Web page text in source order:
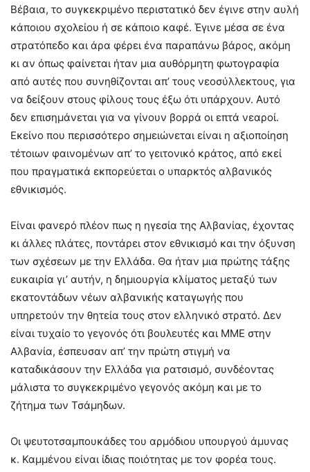
Βέβαια, το συγκεκριμένο περιστατικό δεν έγινε στην αυλή
κάποιου σχολείου ή σε κάποιο καφέ. Έγινε μέσα σε ένα
στρατόπεδο και άρα φέρει ένα παραπάνω βάρος, ακόμη
κι αν όπως φαίνεται ήταν μια αυθόρμητη φωτογραφία
από αυτές που συνηθίζονται απ’ τους νεοσύλλεκτους, για
να δείξουν στους φίλους τους έξω ότι υπάρχουν. Αυτό
δεν επισημάνεται για να γίνουν βορρά οι επτά νεαροί.
Εκείνο που περισσότερο σημειώνεται είναι η αξιοποίηση
τέτοιων φαινομένων απ’ το γειτονικό κράτος, από εκεί
που πραγματικά εκπορεύεται ο υπαρκτός αλβανικός
εθνικισμός.
Είναι φανερό πλέον πως η ηγεσία της Αλβανίας, έχοντας
κι άλλες πλάτες, ποντάρει στον εθνικισμό και την όξυνση
των σχέσεων με την Ελλάδα. Θα ήταν μια πρώτης τάξης
ευκαιρία γι’ αυτήν, η δημιουργία κλίματος μεταξύ των
εκατοντάδων νέων αλβανικής καταγωγής που
υπηρετούν την θητεία τους στον ελληνικό στρατό. Δεν
είναι τυχαίο το γεγονός ότι βουλευτές και ΜΜΕ στην
Αλβανία, έσπευσαν απ’ την πρώτη στιγμή να
καταδικάσουν την Ελλάδα για ρατσισμό, συνδέοντας
μάλιστα το συγκεκριμένο γεγονός ακόμη και με το
ζήτημα των Τσάμηδων.
Οι ψευτοτσαμπουκάδες του αρμόδιου υπουργού άμυνας
κ. Καμμένου είναι ίδιας ποιότητας με τον φορέα τους.